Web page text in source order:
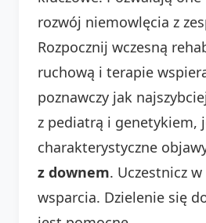
rozwój niemowlęcia z
Rozpocznij wczesną
ruchową i terapie
poznawczy jak
z pediatrą i genetykiem,
charakterystyczne
z downem. Uczestnicz
wsparcia. Dzielenie się